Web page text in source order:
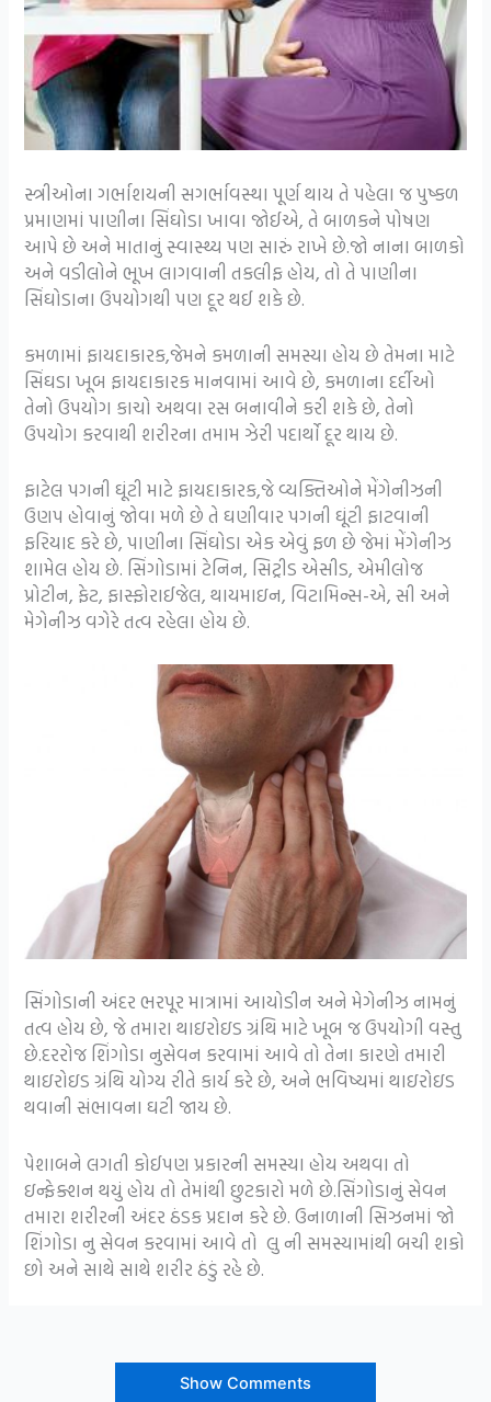
સ્ત્રીઓના ગર્ભાશયની સગર્ભાવસ્થા પૂર્ણ થાય તે પહેલા જ પુષ્કળ
પ્રમાણમાં પાણીના સિંઘોડા ખાવા જોઈએ, તે બાળકને પોષણ
આપે છે અને માતાનું સ્વાસ્થ્ય પણ સારું રાખે છે.જો નાના બાળકો
અને વડીલોને ભૂખ લાગવાની તકલીફ હોય, તો તે પાણીના
સિંઘોડાના ઉપયોગથી પણ દૂર થઈ શકે છે.
કમળામાં ફાયદાકારક,જેમને કમળાની સમસ્યા હોય છે તેમના માટે
સિંઘડા ખૂબ ફાયદાકારક માનવામાં આવે છે, કમળાના દર્દીઓ
તેનો ઉપયોગ કાચો અથવા રસ બનાવીને કરી શકે છે, તેનો
ઉપયોગ કરવાથી શરીરના તમામ ઝેરી પદાર્થો દૂર થાય છે.
ફાટેલ પગની ઘૂંટી માટે ફાયદાકારક,જે વ્યક્તિઓને મેંગેનીઝની
ઉણપ હોવાનું જોવા મળે છે તે ઘણીવાર પગની ઘૂંટી ફાટવાની
ફરિયાદ કરે છે, પાણીના સિંઘોડા એક એવું ફળ છે જેમાં મેંગેનીઝ
શામેલ હોય છે. સિંગોડામાં ટેનિન, સિટ્રીડ એસીડ, એમીલોજ
પ્રોટીન, ફેટ, ફાસ્ફોરાઈજેલ, થાયમાઇન, વિટામિન્સ-એ, સી અને
મેગેનીઝ વગેરે તત્વ રહેલા હોય છે.
સિંગોડાની અંદર ભરપૂર માત્રામાં આયોડીન અને મેગેનીઝ નામનું
તત્વ હોય છે, જે તમારા થાઇરોઇડ ગ્રંથિ માટે ખૂબ જ ઉપયોગી વસ્તુ
છે.દરરોજ શિંગોડા નુસેવન કરવામાં આવે તો તેના કારણે તમારી
થાઇરોઇડ ગ્રંથિ યોગ્ય રીતે કાર્ય કરે છે, અને ભવિષ્યમાં થાઇરોઇડ
થવાની સંભાવના ઘટી જાય છે.
પેશાબને લગતી કોઈપણ પ્રકારની સમસ્યા હોય અથવા તો
ઇન્ફેક્શન થયું હોય તો તેમાંથી છુટકારો મળે છે.સિંગોડાનું સેવન
તમારા શરીરની અંદર ઠંડક પ્રદાન કરે છે. ઉનાળાની સિઝનમાં જો
શિંગોડા નુ સેવન કરવામાં આવે તો લુ ની સમસ્યામાંથી બચી શકો
છો અને સાથે સાથે શરીર ઠંડું રહે છે.
Show Comments